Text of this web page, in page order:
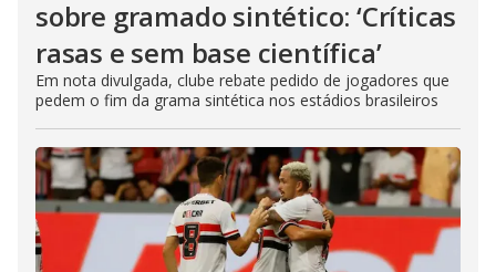
sobre gramado sintético: ‘Críticas
rasas e sem base científica’
Em nota divulgada, clube rebate pedido de jogadores que
pedem o fim da grama sintética nos estádios brasileiros